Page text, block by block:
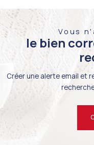
Vous
le bien
Créer une alerte email et